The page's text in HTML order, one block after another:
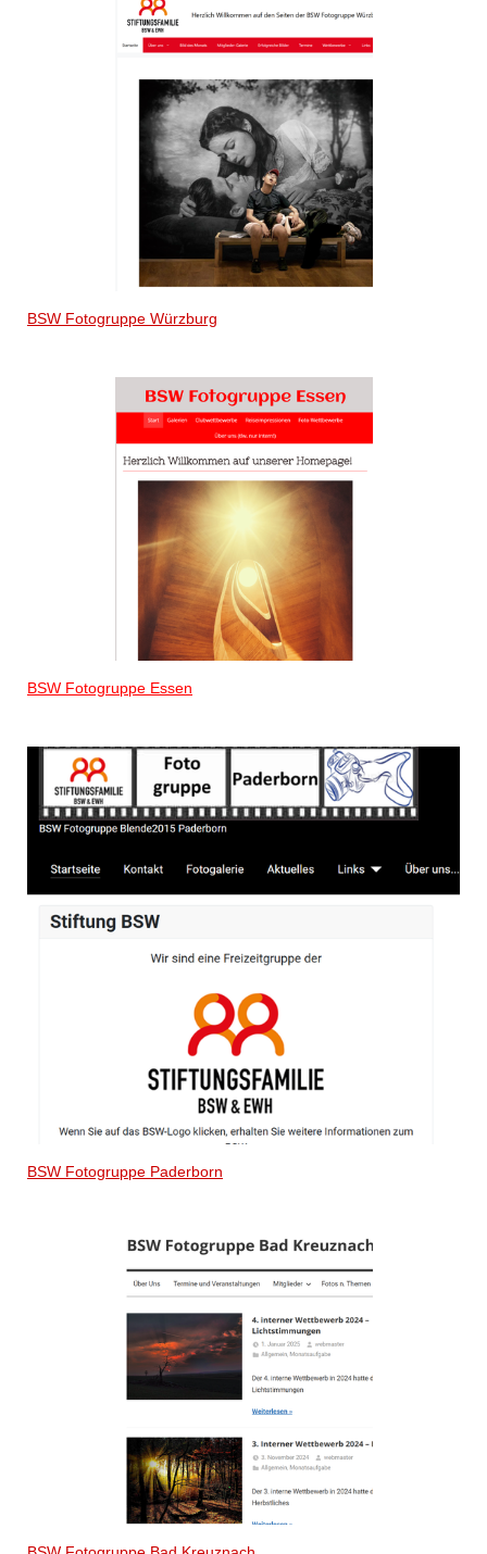
BSW Fotogruppe Würzburg
BSW Fotogruppe Essen
BSW Fotogruppe Paderborn